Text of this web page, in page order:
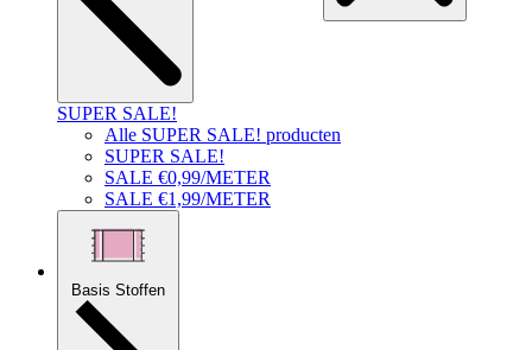
SUPER SALE!
Alle SUPER SALE! producten
SUPER SALE!
SALE €0,99/METER
SALE €1,99/METER
Basis Stoffen